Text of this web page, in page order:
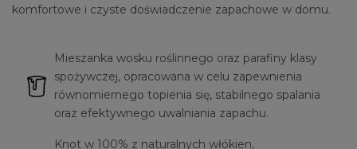
komfortowe i czyste doświadczenie zapachowe w domu.
Mieszanka wosku roślinnego oraz parafiny klasy
spożywczej, opracowana w celu zapewnienia
równomiernego topienia się, stabilnego spalania
oraz efektywnego uwalniania zapachu.
Knot w 100% z naturalnych włókien,